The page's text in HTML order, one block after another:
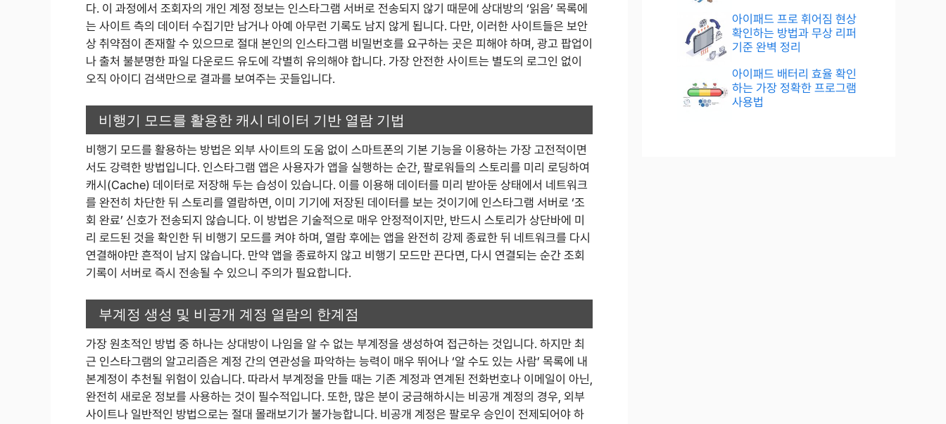
다. 이 과정에서 조회자의 개인 계정 정보는 인스타그램 서버로 전송되지 않기 때문에 상대방의 ‘읽음’ 목록에
는 사이트 측의 데이터 수집기만 남거나 아예 아무런 기록도 남지 않게 됩니다. 다만, 이러한 사이트들은 보안
상 취약점이 존재할 수 있으므로 절대 본인의 인스타그램 비밀번호를 요구하는 곳은 피해야 하며, 광고 팝업이
나 출처 불분명한 파일 다운로드 유도에 각별히 유의해야 합니다. 가장 안전한 사이트는 별도의 로그인 없이
오직 아이디 검색만으로 결과를 보여주는 곳들입니다.
비행기 모드를 활용한 캐시 데이터 기반 열람 기법
비행기 모드를 활용하는 방법은 외부 사이트의 도움 없이 스마트폰의 기본 기능을 이용하는 가장 고전적이면
서도 강력한 방법입니다. 인스타그램 앱은 사용자가 앱을 실행하는 순간, 팔로워들의 스토리를 미리 로딩하여
캐시(Cache) 데이터로 저장해 두는 습성이 있습니다. 이를 이용해 데이터를 미리 받아둔 상태에서 네트워크
를 완전히 차단한 뒤 스토리를 열람하면, 이미 기기에 저장된 데이터를 보는 것이기에 인스타그램 서버로 ‘조
회 완료’ 신호가 전송되지 않습니다. 이 방법은 기술적으로 매우 안정적이지만, 반드시 스토리가 상단바에 미
리 로드된 것을 확인한 뒤 비행기 모드를 켜야 하며, 열람 후에는 앱을 완전히 강제 종료한 뒤 네트워크를 다시
연결해야만 흔적이 남지 않습니다. 만약 앱을 종료하지 않고 비행기 모드만 끈다면, 다시 연결되는 순간 조회
기록이 서버로 즉시 전송될 수 있으니 주의가 필요합니다.
부계정 생성 및 비공개 계정 열람의 한계점
가장 원초적인 방법 중 하나는 상대방이 나임을 알 수 없는 부계정을 생성하여 접근하는 것입니다. 하지만 최
근 인스타그램의 알고리즘은 계정 간의 연관성을 파악하는 능력이 매우 뛰어나 ‘알 수도 있는 사람’ 목록에 내
본계정이 추천될 위험이 있습니다. 따라서 부계정을 만들 때는 기존 계정과 연계된 전화번호나 이메일이 아닌,
완전히 새로운 정보를 사용하는 것이 필수적입니다. 또한, 많은 분이 궁금해하시는 비공개 계정의 경우, 외부
사이트나 일반적인 방법으로는 절대 몰래보기가 불가능합니다. 비공개 계정은 팔로우 승인이 전제되어야 하
아이패드 프로 휘어짐 현상
확인하는 방법과 무상 리퍼
기준 완벽 정리
아이패드 배터리 효율 확인
하는 가장 정확한 프로그램
사용법